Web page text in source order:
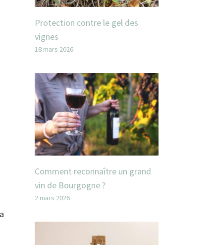
Protection contre le gel des
vignes
18 mars 2026
Comment reconnaître un grand
vin de Bourgogne ?
2 mars 2026